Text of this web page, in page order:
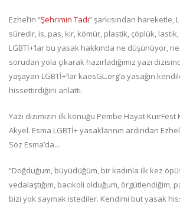
Ezhel’in “Şehrimin Tadı” şarkısından hareketle,
süredir, is, pas, kir, kömür, plastik, çöplük,
LGBTİ+’lar bu yasak hakkında ne düşünüyor,
sorudan yola çıkarak hazırladığımız yazı
yaşayan LGBTİ+’lar kaosGL.org’a yasağın
hissettirdiğini anlattı.
Yazı dizimizin ilk konuğu Pembe Hayat
Akyel. Esma LGBTİ+ yasaklarının ardından
Söz Esma’da…
“Doğduğum, büyüdüğüm, bir kadınla ilk kez
vedalaştığım, bacıkoli olduğum, örgütlendiğim,
bizi yok saymak istediler. Kendimi but yasak